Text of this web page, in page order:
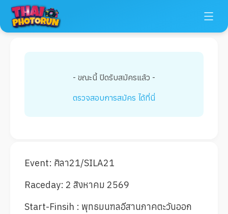
- ขณะนี้ ปิดรับสมัครแล้ว -
ตรวจสอบการสมัคร ได้ที่นี่
Event: ศิลา21/SILA21
Raceday: 2 สิงหาคม 2569
Start-Finsih : พุทธมนฑลอีสานภาคตะวันออก